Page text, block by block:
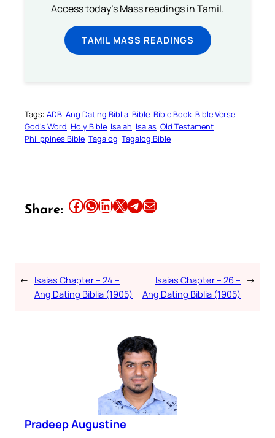
Access today's Mass readings in Tamil.
TAMIL MASS READINGS
Tags: ADB Ang Dating Biblia Bible Bible Book Bible Verse
God’s Word Holy Bible Isaiah Isaias Old Testament
Philippines Bible Tagalog Tagalog Bible
Share: Share this article on Facebook Share this article on WhatsApp Share this article on LinkedIn Share this article on X Share this article on TelegramEmail this Article
← Isaias Chapter – 24 –
Ang Dating Biblia (1905)
Isaias Chapter – 26 –
Ang Dating Biblia (1905)
→
Pradeep Augustine